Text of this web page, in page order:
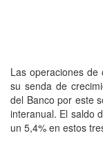
Las operaciones de
su senda de
del Banco por este
interanual. El saldo
un 5,4% en estos